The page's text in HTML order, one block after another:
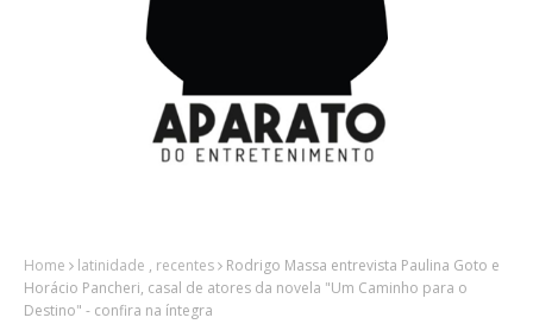
Home latinidade , recentes
Rodrigo Massa entrevista Paulina Goto e
Horácio Pancheri, casal de atores da novela "Um Caminho para o
Destino" - confira na íntegra